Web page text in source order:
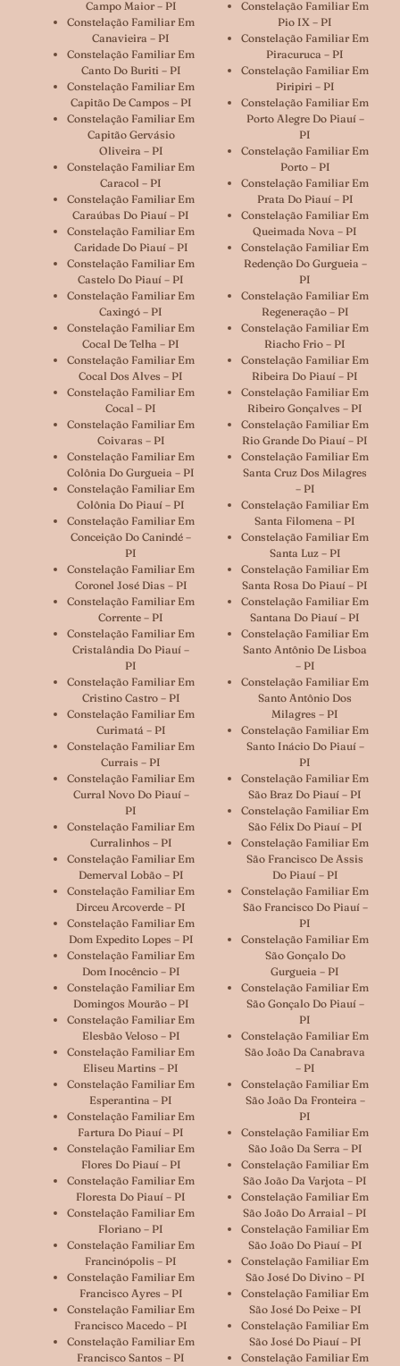
Campo Maior – PI
Constelação Familiar Em
Canavieira – PI
Constelação Familiar Em
Canto Do Buriti – PI
Constelação Familiar Em
Capitão De Campos – PI
Constelação Familiar Em
Capitão Gervásio
Oliveira – PI
Constelação Familiar Em
Caracol – PI
Constelação Familiar Em
Caraúbas Do Piauí – PI
Constelação Familiar Em
Caridade Do Piauí – PI
Constelação Familiar Em
Castelo Do Piauí – PI
Constelação Familiar Em
Caxingó – PI
Constelação Familiar Em
Cocal De Telha – PI
Constelação Familiar Em
Cocal Dos Alves – PI
Constelação Familiar Em
Cocal – PI
Constelação Familiar Em
Coivaras – PI
Constelação Familiar Em
Colônia Do Gurgueia – PI
Constelação Familiar Em
Colônia Do Piauí – PI
Constelação Familiar Em
Conceição Do Canindé –
PI
Constelação Familiar Em
Coronel José Dias – PI
Constelação Familiar Em
Corrente – PI
Constelação Familiar Em
Cristalândia Do Piauí –
PI
Constelação Familiar Em
Cristino Castro – PI
Constelação Familiar Em
Curimatá – PI
Constelação Familiar Em
Currais – PI
Constelação Familiar Em
Curral Novo Do Piauí –
PI
Constelação Familiar Em
Curralinhos – PI
Constelação Familiar Em
Demerval Lobão – PI
Constelação Familiar Em
Dirceu Arcoverde – PI
Constelação Familiar Em
Dom Expedito Lopes – PI
Constelação Familiar Em
Dom Inocêncio – PI
Constelação Familiar Em
Domingos Mourão – PI
Constelação Familiar Em
Elesbão Veloso – PI
Constelação Familiar Em
Eliseu Martins – PI
Constelação Familiar Em
Esperantina – PI
Constelação Familiar Em
Fartura Do Piauí – PI
Constelação Familiar Em
Flores Do Piauí – PI
Constelação Familiar Em
Floresta Do Piauí – PI
Constelação Familiar Em
Floriano – PI
Constelação Familiar Em
Francinópolis – PI
Constelação Familiar Em
Francisco Ayres – PI
Constelação Familiar Em
Francisco Macedo – PI
Constelação Familiar Em
Francisco Santos – PI
Constelação Familiar Em
Pio IX – PI
Constelação Familiar Em
Piracuruca – PI
Constelação Familiar Em
Piripiri – PI
Constelação Familiar Em
Porto Alegre Do Piauí –
PI
Constelação Familiar Em
Porto – PI
Constelação Familiar Em
Prata Do Piauí – PI
Constelação Familiar Em
Queimada Nova – PI
Constelação Familiar Em
Redenção Do Gurgueia –
PI
Constelação Familiar Em
Regeneração – PI
Constelação Familiar Em
Riacho Frio – PI
Constelação Familiar Em
Ribeira Do Piauí – PI
Constelação Familiar Em
Ribeiro Gonçalves – PI
Constelação Familiar Em
Rio Grande Do Piauí – PI
Constelação Familiar Em
Santa Cruz Dos Milagres
– PI
Constelação Familiar Em
Santa Filomena – PI
Constelação Familiar Em
Santa Luz – PI
Constelação Familiar Em
Santa Rosa Do Piauí – PI
Constelação Familiar Em
Santana Do Piauí – PI
Constelação Familiar Em
Santo Antônio De Lisboa
– PI
Constelação Familiar Em
Santo Antônio Dos
Milagres – PI
Constelação Familiar Em
Santo Inácio Do Piauí –
PI
Constelação Familiar Em
São Braz Do Piauí – PI
Constelação Familiar Em
São Félix Do Piauí – PI
Constelação Familiar Em
São Francisco De Assis
Do Piauí – PI
Constelação Familiar Em
São Francisco Do Piauí –
PI
Constelação Familiar Em
São Gonçalo Do
Gurgueia – PI
Constelação Familiar Em
São Gonçalo Do Piauí –
PI
Constelação Familiar Em
São João Da Canabrava
– PI
Constelação Familiar Em
São João Da Fronteira –
PI
Constelação Familiar Em
São João Da Serra – PI
Constelação Familiar Em
São João Da Varjota – PI
Constelação Familiar Em
São João Do Arraial – PI
Constelação Familiar Em
São João Do Piauí – PI
Constelação Familiar Em
São José Do Divino – PI
Constelação Familiar Em
São José Do Peixe – PI
Constelação Familiar Em
São José Do Piauí – PI
Constelação Familiar Em